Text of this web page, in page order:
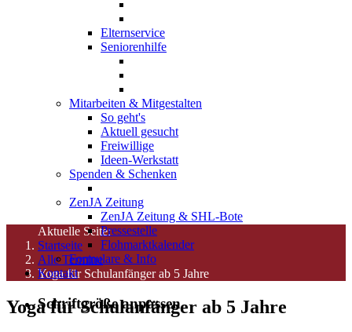
Elternservice
Seniorenhilfe
Mitarbeiten & Mitgestalten
So geht's
Aktuell gesucht
Freiwillige
Ideen-Werkstatt
Spenden & Schenken
ZenJA Zeitung
ZenJA Zeitung & SHL-Bote
Pressestelle
Flohmarktkalender
Formulare & Info
Kontakt
Schriftgröße anpassen
Aktuelle Seite:
Startseite
Alle Termine
Yoga für Schulanfänger ab 5 Jahre
Yoga für Schulanfänger ab 5 Jahre